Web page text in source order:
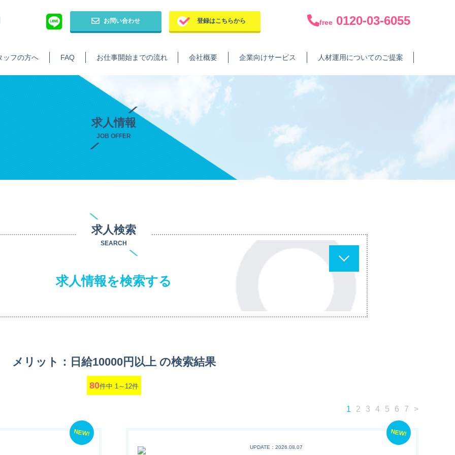
お問い合わせ 登録はこちらから free 0120-03-6055
ッフの方へ FAQ お仕事開始までの流れ 会社概要 企業向けサービス 人材運用についてのご提案
求人情報
JOB OFFER
求人検索
SEARCH
求人情報を検索する
メリット：日給10000円以上 の検索結果
80件中 1～12件
1 2 3 4 5 6 7 >
NEW! NEW!
UPDATE：2026.08.07